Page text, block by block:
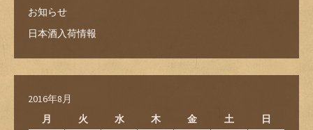
お知らせ
日本酒入荷情報
2016年8月
月
火 水 木 金 土 日